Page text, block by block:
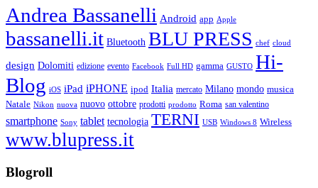
Andrea Bassanelli Android app Apple
bassanelli.it Bluetooth BLU PRESS chef cloud
design Dolomiti edizione evento Facebook Full HD gamma GUSTO Hi-
Blog iOS iPad iPHONE ipod Italia mercato Milano mondo musica
Natale Nikon nuova nuovo ottobre prodotti prodotto Roma san valentino
smartphone Sony tablet tecnologia TERNI USB Windows 8 Wireless
www.blupress.it
Blogroll